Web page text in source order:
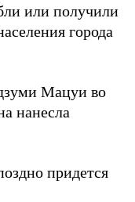
или получили
города
Мацуи во
нанесла
придется